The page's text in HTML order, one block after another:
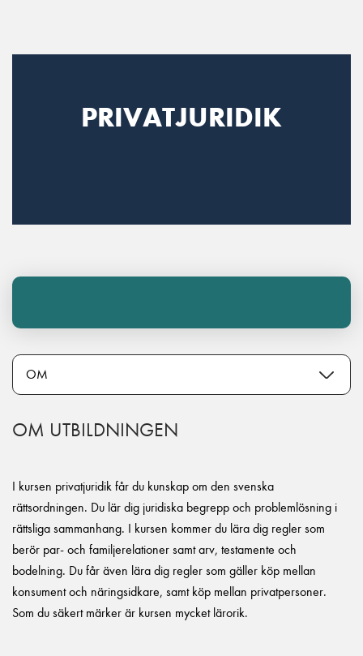
PRIVATJURIDIK
OM UTBILDNINGEN
I kursen privatjuridik får du kunskap om den svenska
rättsordningen. Du lär dig juridiska begrepp och problemlösning i
rättsliga sammanhang. I kursen kommer du lära dig regler som
berör par- och familjerelationer samt arv, testamente och
bodelning. Du får även lära dig regler som gäller köp mellan
konsument och näringsidkare, samt köp mellan privatpersoner.
Som du säkert märker är kursen mycket lärorik.